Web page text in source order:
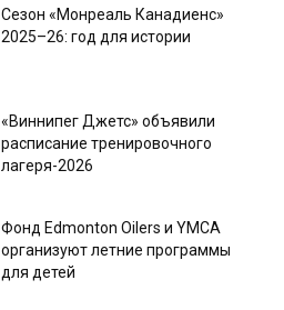
Сезон «Монреаль Канадиенс»
2025–26: год для истории
«Виннипег Джетс» объявили
расписание тренировочного
лагеря-2026
Фонд Edmonton Oilers и YMCA
организуют летние программы
для детей